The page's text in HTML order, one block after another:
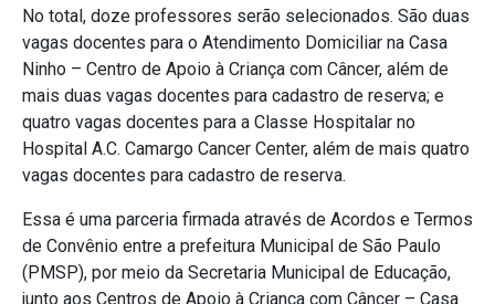
No total, doze professores serão selecionados. São duas
vagas docentes para o Atendimento Domiciliar na Casa
Ninho – Centro de Apoio à Criança com Câncer, além de
mais duas vagas docentes para cadastro de reserva; e
quatro vagas docentes para a Classe Hospitalar no
Hospital A.C. Camargo Cancer Center, além de mais quatro
vagas docentes para cadastro de reserva.
Essa é uma parceria firmada através de Acordos e Termos
de Convênio entre a prefeitura Municipal de São Paulo
(PMSP), por meio da Secretaria Municipal de Educação,
junto aos Centros de Apoio à Criança com Câncer – Casa